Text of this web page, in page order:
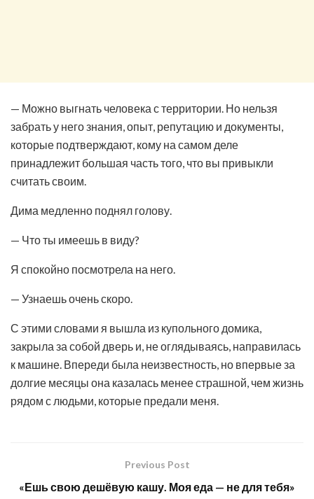
— Можно выгнать человека с территории. Но нельзя
забрать у него знания, опыт, репутацию и документы,
которые подтверждают, кому на самом деле
принадлежит большая часть того, что вы привыкли
считать своим.
Дима медленно поднял голову.
— Что ты имеешь в виду?
Я спокойно посмотрела на него.
— Узнаешь очень скоро.
С этими словами я вышла из купольного домика,
закрыла за собой дверь и, не оглядываясь, направилась
к машине. Впереди была неизвестность, но впервые за
долгие месяцы она казалась менее страшной, чем жизнь
рядом с людьми, которые предали меня.
Previous Post
«Ешь свою дешёвую кашу. Моя еда — не для тебя»